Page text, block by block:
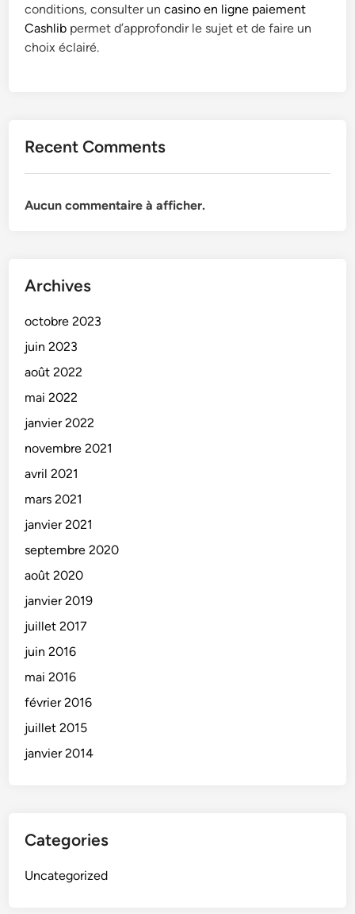
conditions, consulter uncasino en ligne paiement
Cashlib permet d’approfondir le sujet et de faire un
choix éclairé.
Recent Comments
Aucun commentaire à afficher.
Archives
octobre 2023
juin 2023
août 2022
mai 2022
janvier 2022
novembre 2021
avril 2021
mars 2021
janvier 2021
septembre 2020
août 2020
janvier 2019
juillet 2017
juin 2016
mai 2016
février 2016
juillet 2015
janvier 2014
Categories
Uncategorized